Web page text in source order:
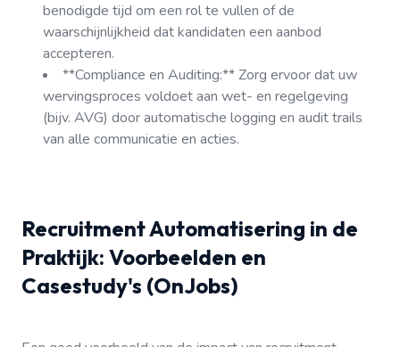
benodigde tijd om een rol te vullen of de
waarschijnlijkheid dat kandidaten een aanbod
accepteren.
**Compliance en Auditing:** Zorg ervoor dat uw
wervingsproces voldoet aan wet- en regelgeving
(bijv. AVG) door automatische logging en audit trails
van alle communicatie en acties.
Recruitment Automatisering in de
Praktijk: Voorbeelden en
Casestudy's (OnJobs)